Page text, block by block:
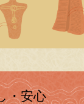
イブカメラ
急・急病
ひとり親家庭支援
ながたマップ
・安心